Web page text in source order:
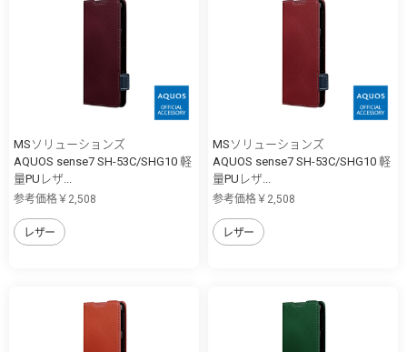
MSソリューションズ
AQUOS sense7 SH-53C/SHG10 軽
量PUレザ...
参考価格￥2,508
レザー
MSソリューションズ
AQUOS sense7 SH-53C/SHG10 軽
量PUレザ...
参考価格￥2,508
レザー